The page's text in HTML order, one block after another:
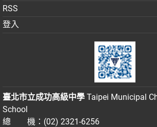
RSS
登入
臺北市立成功高級中學 Taipei Municipal
School
總 機：(02) 2321-6256